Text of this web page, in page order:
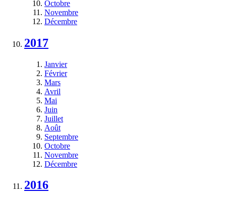
Octobre
Novembre
Décembre
2017
Janvier
Février
Mars
Avril
Mai
Juin
Juillet
Août
Septembre
Octobre
Novembre
Décembre
2016